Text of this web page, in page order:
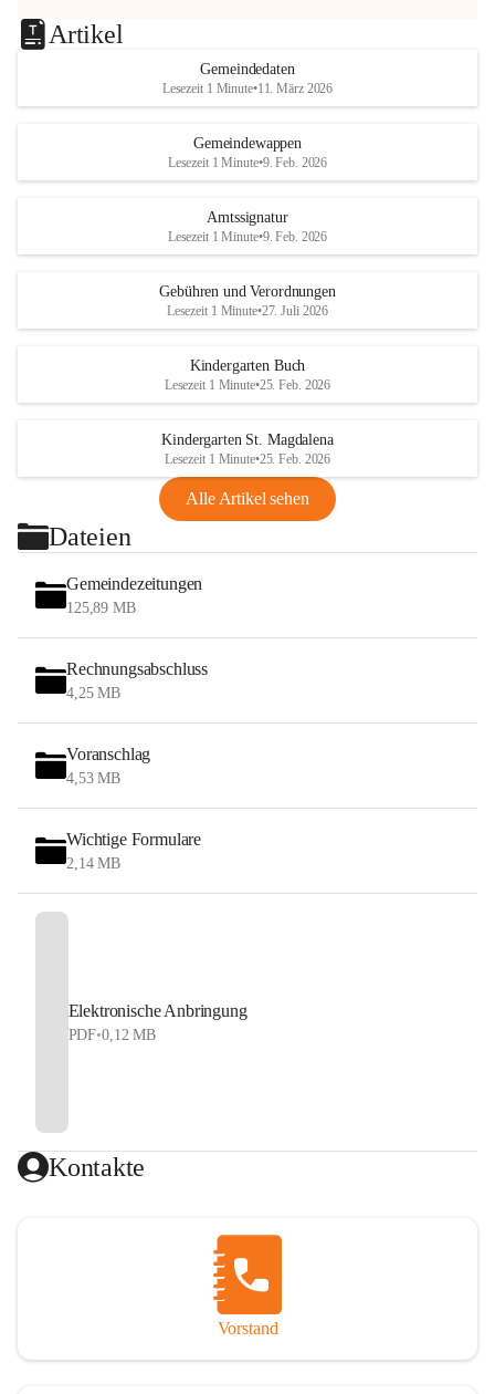
Artikel
Gemeindedaten
Lesezeit 1 Minute•11. März 2026
Gemeindewappen
Lesezeit 1 Minute•9. Feb. 2026
Amtssignatur
Lesezeit 1 Minute•9. Feb. 2026
Gebühren und Verordnungen
Lesezeit 1 Minute•27. Juli 2026
Kindergarten Buch
Lesezeit 1 Minute•25. Feb. 2026
Kindergarten St. Magdalena
Lesezeit 1 Minute•25. Feb. 2026
Alle Artikel sehen
Dateien
Gemeindezeitungen
125,89 MB
Rechnungsabschluss
4,25 MB
Voranschlag
4,53 MB
Wichtige Formulare
2,14 MB
Elektronische Anbringung
PDF•0,12 MB
Kontakte
Vorstand